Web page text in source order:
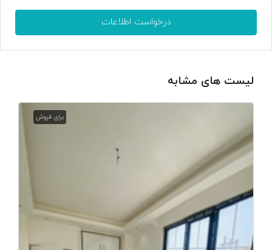
درخواست اطلاعات
لیست های مشابه
برای فروش